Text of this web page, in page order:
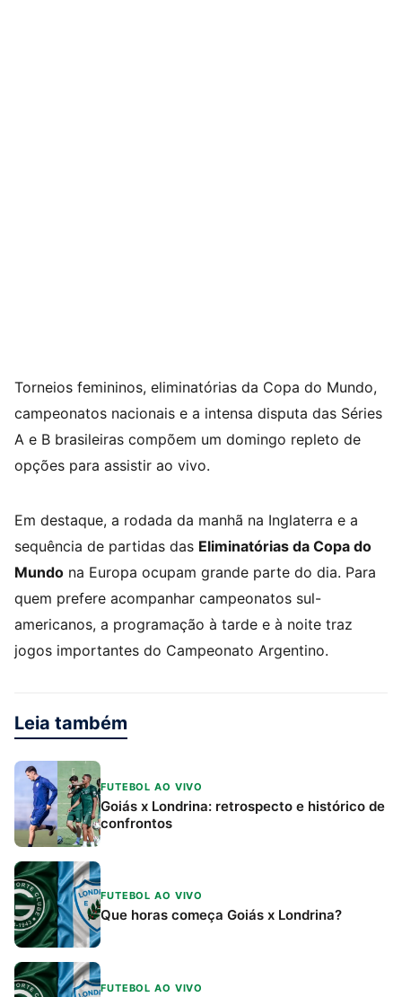
Torneios femininos, eliminatórias da Copa do Mundo,
campeonatos nacionais e a intensa disputa das Séries
A e B brasileiras compõem um domingo repleto de
opções para assistir ao vivo.
Em destaque, a rodada da manhã na Inglaterra e a
sequência de partidas das Eliminatórias da Copa do
Mundo na Europa ocupam grande parte do dia. Para
quem prefere acompanhar campeonatos sul-
americanos, a programação à tarde e à noite traz
jogos importantes do Campeonato Argentino.
Leia também
FUTEBOL AO VIVO
Goiás x Londrina: retrospecto e histórico de
confrontos
FUTEBOL AO VIVO
Que horas começa Goiás x Londrina?
FUTEBOL AO VIVO